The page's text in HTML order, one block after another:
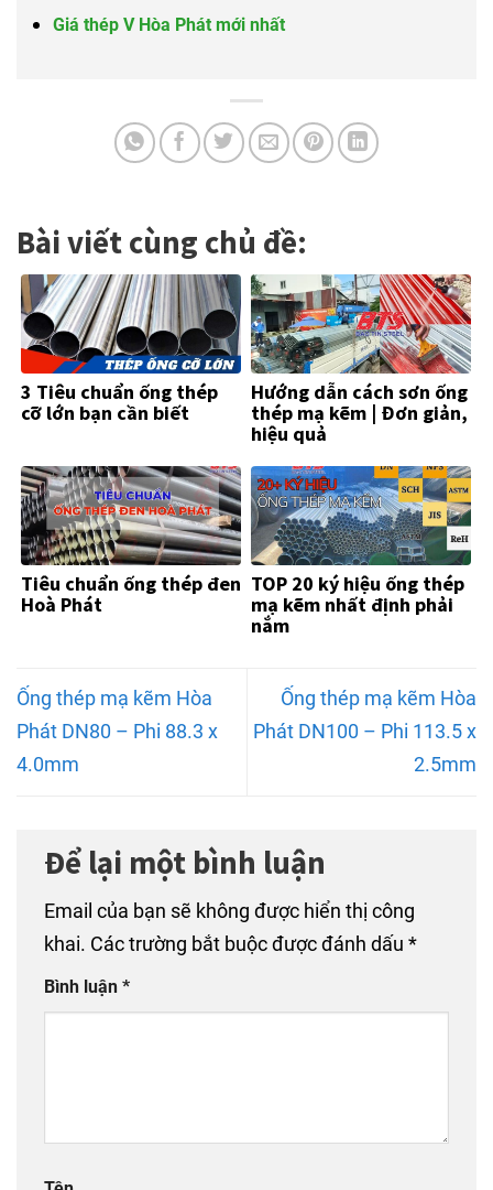
Giá thép V Hòa Phát mới nhất
Bài viết cùng chủ đề:
3 Tiêu chuẩn ống thép
cỡ lớn bạn cần biết
Hướng dẫn cách sơn ống
thép mạ kẽm | Đơn giản,
hiệu quả
Tiêu chuẩn ống thép đen
Hoà Phát
TOP 20 ký hiệu ống thép
mạ kẽm nhất định phải
nắm
Ống thép mạ kẽm Hòa
Phát DN80 – Phi 88.3 x
4.0mm
Ống thép mạ kẽm Hòa
Phát DN100 – Phi 113.5 x
2.5mm
Để lại một bình luận
Email của bạn sẽ không được hiển thị công
khai. Các trường bắt buộc được đánh dấu *
Bình luận *